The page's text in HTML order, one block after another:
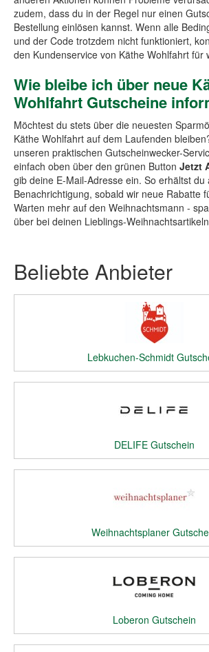
zudem, dass du in der Regel nur einen
Bestellung einlösen kannst. Wenn alle
und der Code trotzdem nicht funktioniert,
den Kundenservice von Käthe Wohlfahrt für
Wie bleibe ich über neue
Wohlfahrt Gutscheine
Möchtest du stets über die neuesten
Käthe Wohlfahrt auf dem Laufenden
unseren praktischen Gutscheinwecker-
einfach oben über den grünen Button Jetzt
gib deine E-Mail-Adresse ein. So erhältst
Benachrichtigung, sobald wir neue Rabatte
Warten mehr auf den Weihnachtsmann -
über bei deinen Lieblings-
Beliebte Anbieter
Lebkuchen-Schmidt
DELIFE Gutschein
Weihnachtsplaner
Loberon Gutschein